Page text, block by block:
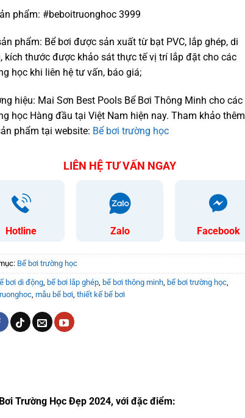
phẩm: #beboitruonghoc 3999
phẩm: Bể bơi được sản xuất từ bạt PVC, lắp ghép, di
kích thước được khảo sát thực tế vị trí lắp đặt cho các
học khi liên hệ tư vấn, báo giá;
hiệu: Mai Sơn Best Pools Bể Bơi Thông Minh cho các
học Hàng đầu tại Việt Nam hiện nay. Tham khảo thêm
phẩm tại website: Bể bơi trường học
LIÊN HỆ TƯ VẤN NGAY
Hotline Zalo Facebook
Bể bơi trường học
bơi di động bể bơi lắp ghép bể bơi thông minh bể bơi trường học
mẫu bể bơi thiết kế bể bơi
Trường Học Đẹp 2024, với đặc điểm: